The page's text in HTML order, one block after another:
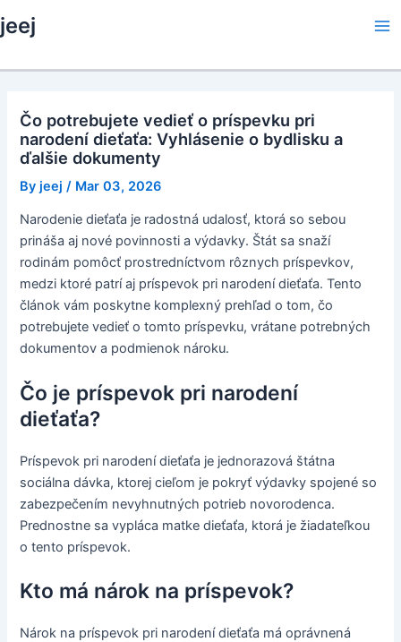
to
jeej
Čo potrebujete vedieť o príspevku pri
narodení dieťaťa: Vyhlásenie o bydlisku a
ďalšie dokumenty
By jeej / Mar 03, 2026
Narodenie dieťaťa je radostná udalosť, ktorá so sebou
prináša aj nové povinnosti a výdavky. Štát sa snaží
rodinám pomôcť prostredníctvom rôznych príspevkov,
medzi ktoré patrí aj príspevok pri narodení dieťaťa. Tento
článok vám poskytne komplexný prehľad o tom, čo
potrebujete vedieť o tomto príspevku, vrátane potrebných
dokumentov a podmienok nároku.
Čo je príspevok pri narodení
dieťaťa?
Príspevok pri narodení dieťaťa je jednorazová štátna
sociálna dávka, ktorej cieľom je pokryť výdavky spojené so
zabezpečením nevyhnutných potrieb novorodenca.
Prednostne sa vypláca matke dieťaťa, ktorá je žiadateľkou
o tento príspevok.
Kto má nárok na príspevok?
Nárok na príspevok pri narodení dieťaťa má oprávnená